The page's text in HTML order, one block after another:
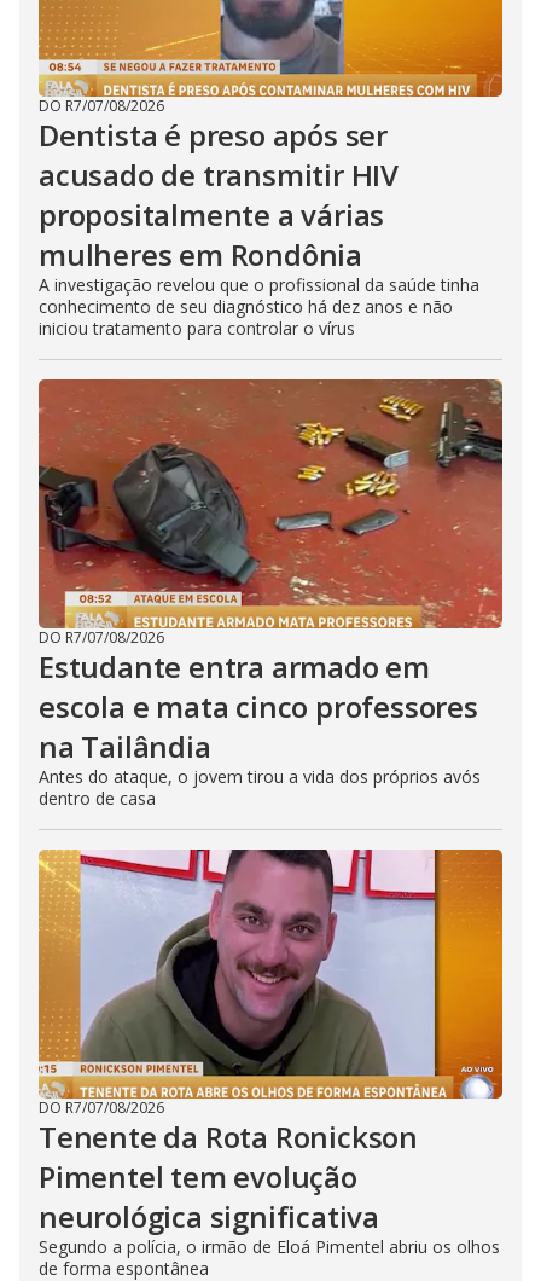
DO R7/07/08/2026
Dentista é preso após ser
acusado de transmitir HIV
propositalmente a várias
mulheres em Rondônia
A investigação revelou que o profissional da saúde tinha
conhecimento de seu diagnóstico há dez anos e não
iniciou tratamento para controlar o vírus
DO R7/07/08/2026
Estudante entra armado em
escola e mata cinco professores
na Tailândia
Antes do ataque, o jovem tirou a vida dos próprios avós
dentro de casa
DO R7/07/08/2026
Tenente da Rota Ronickson
Pimentel tem evolução
neurológica significativa
Segundo a polícia, o irmão de Eloá Pimentel abriu os olhos
de forma espontânea